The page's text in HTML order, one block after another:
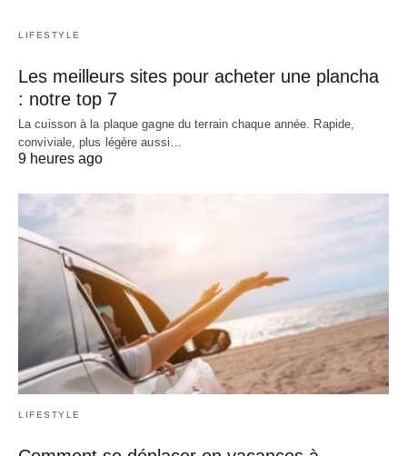
LIFESTYLE
Les meilleurs sites pour acheter une plancha
: notre top 7
La cuisson à la plaque gagne du terrain chaque année. Rapide,
conviviale, plus légère aussi…
9 heures ago
LIFESTYLE